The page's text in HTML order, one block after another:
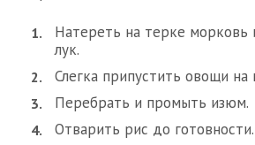
Натереть на терке морковь
лук.
Слегка припустить овощи на
Перебрать и промыть изюм.
Отварить рис до готовности.